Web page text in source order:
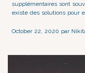
supplémentaires sont
existe des solutions pour
October 22, 2020 par